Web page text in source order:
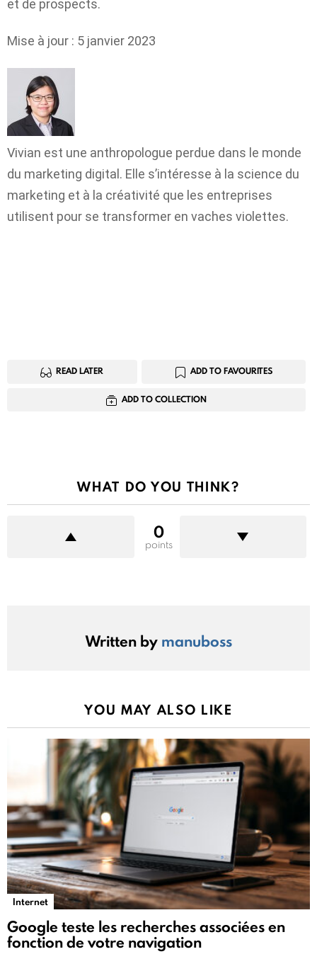
et de prospects.
Mise à jour : 5 janvier 2023
Vivian est une anthropologue perdue dans le monde
du marketing digital. Elle s’intéresse à la science du
marketing et à la créativité que les entreprises
utilisent pour se transformer en vaches violettes.
READ LATER ADD TO FAVOURITES
ADD TO COLLECTION
WHAT DO YOU THINK?
0
points
Written by manuboss
YOU MAY ALSO LIKE
Internet
Google teste les recherches associées en
fonction de votre navigation